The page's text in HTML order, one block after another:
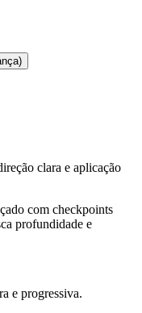
clara e aplicação
com checkpoints
profundidade e
e progressiva.